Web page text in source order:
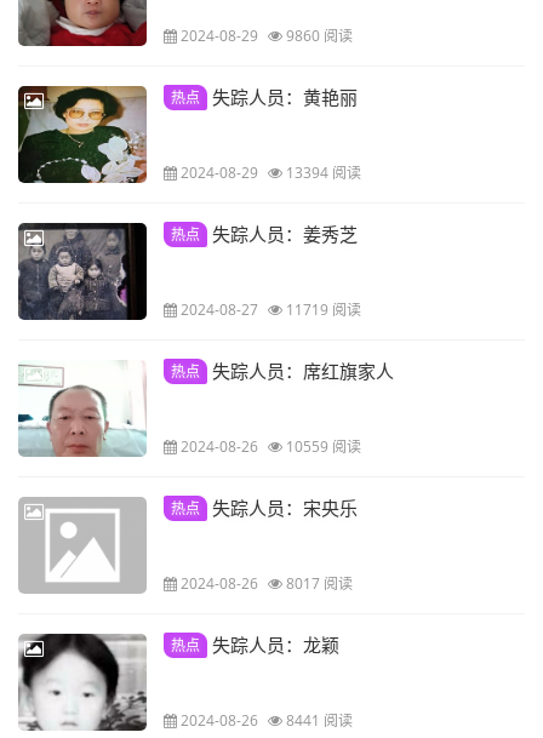
2024-08-29 9860 阅读
热点 失踪人员：黄艳丽
2024-08-29 13394 阅读
热点 失踪人员：姜秀芝
2024-08-27 11719 阅读
热点 失踪人员：席红旗家人
2024-08-26 10559 阅读
热点 失踪人员：宋央乐
2024-08-26 8017 阅读
热点 失踪人员：龙颖
2024-08-26 8441 阅读